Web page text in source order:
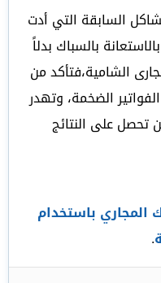
السابقة التي أدت
بالسباك بدلاً
الشامية،فتأكد من
الضخمة، وتهدر
تحصل على النتائج
المجاري باستخدام
.